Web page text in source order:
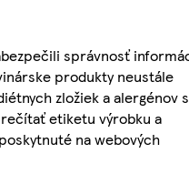
správnosť
produkty neustále
zložiek a alergénov
etiketu výrobku a
na webových